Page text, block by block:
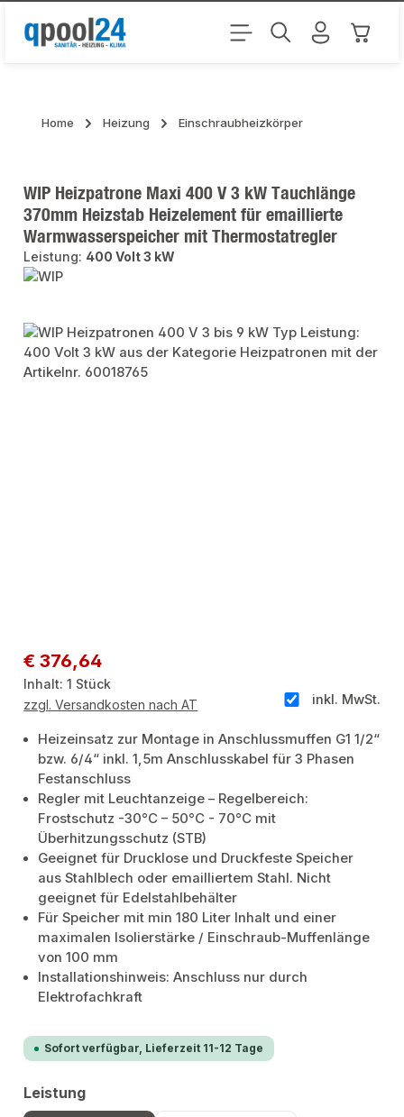
Zum Hauptinhalt springen
Home Heizung Einschraubheizkörper
WIP Heizpatrone Maxi 400 V 3 kW Tauchlänge
370mm Heizstab Heizelement für emaillierte
Warmwasserspeicher mit Thermostatregler
Leistung: 400 Volt 3 kW
Bildergalerie überspringen
Regulärer Preis:
€ 376,64
Inhalt:1 Stück
inkl. MwSt.
zzgl. Versandkosten nach AT
Heizeinsatz zur Montage in Anschlussmuffen G1 1/2“
bzw. 6/4“ inkl. 1,5m Anschlusskabel für 3 Phasen
Festanschluss
Regler mit Leuchtanzeige – Regelbereich:
Frostschutz -30°C – 50°C - 70°C mit
Überhitzungsschutz (STB)
Geeignet für Drucklose und Druckfeste Speicher
aus Stahlblech oder emailliertem Stahl. Nicht
geeignet für Edelstahlbehälter
Für Speicher mit min 180 Liter Inhalt und einer
maximalen Isolierstärke / Einschraub-Muffenlänge
von 100 mm
Installationshinweis: Anschluss nur durch
Elektrofachkraft
Sofort verfügbar, Lieferzeit 11-12 Tage
Leistungauswählen